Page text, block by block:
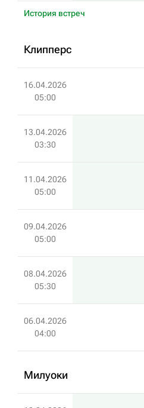
История встреч
Клипперс
16.04.2026
05:00
13.04.2026
03:30
11.04.2026
05:00
09.04.2026
05:00
08.04.2026
05:30
06.04.2026
04:00
Милуоки